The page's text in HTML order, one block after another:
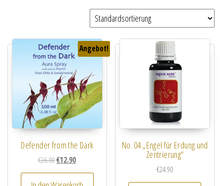
Angebot!
Defender from the Dark
€26.00Ursprünglicher Preis war: €26.00
€12.90Aktueller Preis ist: €12.90.
No. 04 „Engel für Erdung und
Zentrierung“
€24.90